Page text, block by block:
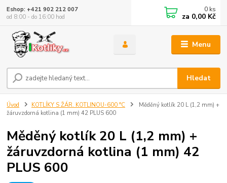
Menu
Hledat
Eshop: +421 902 212 007
od 8:00 - do 16:00 hod
0 ks
za 0,00 Kč
Úvod KOTLÍKY S ŽÁR. KOTLINOU-600 °C
Měděný kotlík 20 L (1,2 mm) +
žáruvzdorná kotlina (1 mm) 42 PLUS 600
Měděný kotlík 20 L (1,2 mm) +
žáruvzdorná kotlina (1 mm) 42
PLUS 600